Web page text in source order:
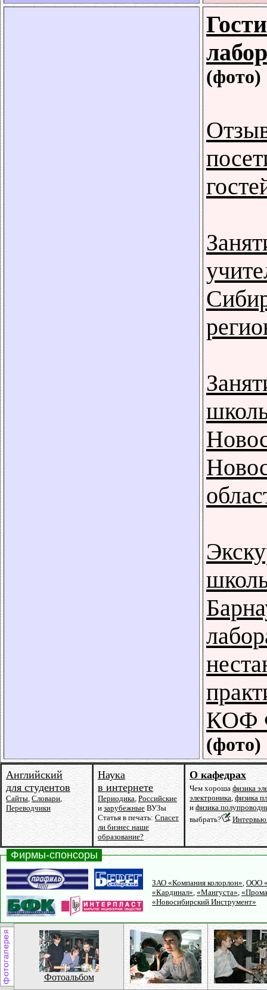
Гости
(фото)
КОФ
(фото)
Английский
для студентов
Сайты, Словари,
Переводчики
Наука
в интернете
Периодика, Российские
изарубежные ВУЗы
Статья в печать: Спасет
ли бизнес наше
образование?
О кафедрах
Чем хорошафизика
электроника, физика
ифизика
выбрать?
Интервью
Фирмы-спонсоры
ЗАО «Компания колорлон», ООО
«Кардинал», «Мангуста»,
«Новосибирский Инструмент»
Фотоальбом